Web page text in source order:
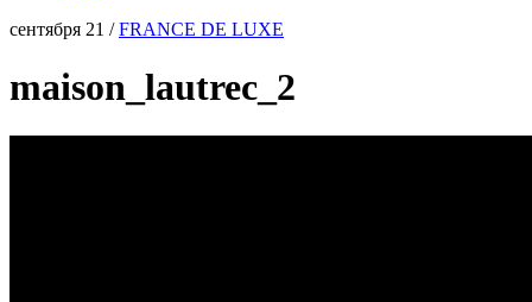
сентября 21 /FRANCE DE LUXE
maison_lautrec_2